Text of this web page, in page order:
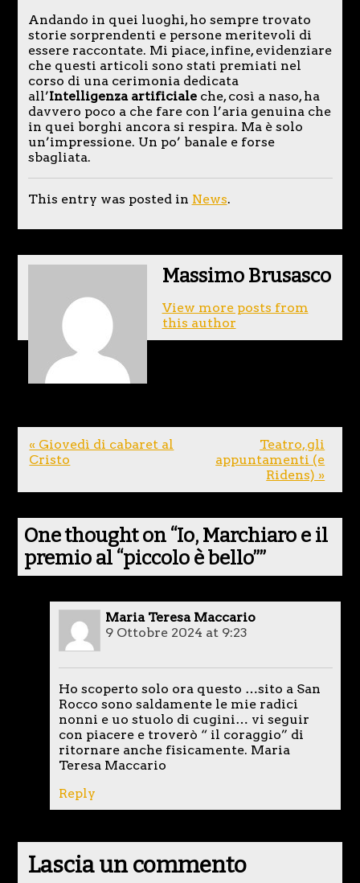
Andando in quei luoghi, ho sempre trovato
storie sorprendenti e persone meritevoli di
essere raccontate. Mi piace, infine, evidenziare
che questi articoli sono stati premiati nel
corso di una cerimonia dedicata
all’Intelligenza artificialeche, così a naso, ha
davvero poco a che fare con l’aria genuina che
in quei borghi ancora si respira. Ma è solo
un’impressione. Un po’ banale e forse
sbagliata.
This entry was posted in News.
Massimo Brusasco
View more posts from
this author
« Giovedì di cabaret al
Cristo
Teatro, gli
appuntamenti (e
Ridens) »
One thought on “Io, Marchiaro e il
premio al “piccolo è bello””
Maria Teresa Maccario
9 Ottobre 2024 at 9:23
Ho scoperto solo ora questo …sito a San
Rocco sono saldamente le mie radici
nonni e uo stuolo di cugini… vi seguir
con piacere e troverò “ il coraggio” di
ritornare anche fisicamente. Maria
Teresa Maccario
Reply
Lascia un commento